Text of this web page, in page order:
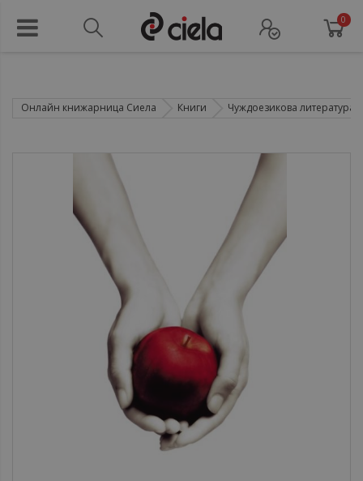
0
Онлайн книжарница Сиела Книги Чуждоезикова литература